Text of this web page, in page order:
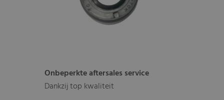
Onbeperkte aftersales service
Dankzij top kwaliteit